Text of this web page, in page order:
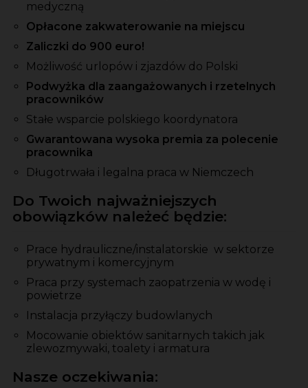
medyczną
Opłacone zakwaterowanie na miejscu
Zaliczki do 900 euro!
Możliwość urlopów i zjazdów do Polski
Podwyżka dla zaangażowanych i rzetelnych
pracowników
Stałe wsparcie polskiego koordynatora
Gwarantowana wysoka premia za polecenie
pracownika
Długotrwała i legalna praca w Niemczech
Do Twoich najważniejszych
obowiązków należeć będzie:
Prace hydrauliczne/instalatorskie w sektorze
prywatnym i komercyjnym
Praca przy systemach zaopatrzenia w wodę i
powietrze
Instalacja przyłączy budowlanych
Mocowanie obiektów sanitarnych takich jak
zlewozmywaki, toalety i armatura
Nasze oczekiwania: